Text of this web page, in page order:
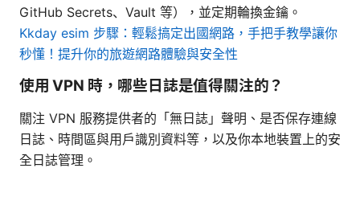
GitHub Secrets、Vault 等），並定期輪換金鑰。
Kkday esim 步驟：輕鬆搞定出國網路，手把手教學讓你
秒懂！提升你的旅遊網路體驗與安全性
使用 VPN 時，哪些日誌是值得關注的？
關注 VPN 服務提供者的「無日誌」聲明、是否保存連線
日誌、時間區與用戶識別資料等，以及你本地裝置上的安
全日誌管理。